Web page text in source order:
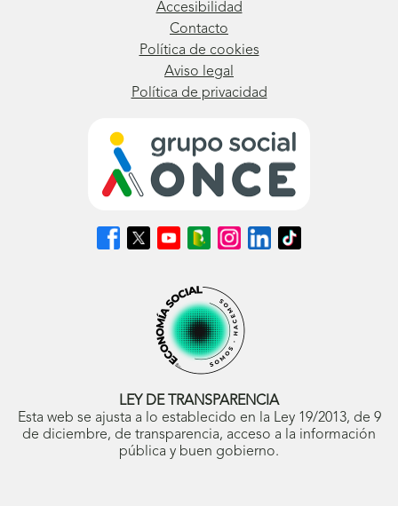
Accesibilidad
Contacto
Política de cookies
Aviso legal
Política de privacidad
Síguenos
en
Síguenos
en
ventana
nueva)
Síguenos
en
abrirá
en
ventana
nueva)
Síguenos
en
Blog
ONCE
(se
abrirá
en
ventana
Síguenos
en
abrirá
en
ventana
nueva)
Síguenos
en
Síguenos
en
LEY DE TRANSPARENCIA
Esta web se ajusta a lo establecido en la Ley 19/2013, de 9
de diciembre, de transparencia, acceso a la información
pública y buen gobierno.